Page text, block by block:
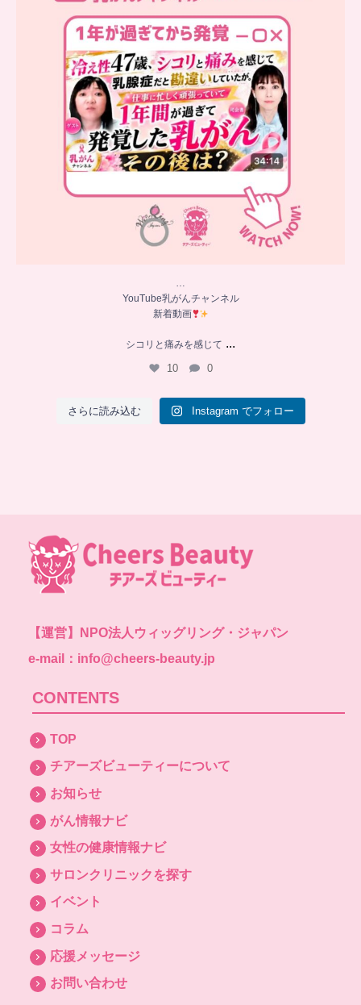
10
…
YouTube乳がんチャンネル
新着動画
シコリと痛みを感じて ...
10 0
さらに読み込む Instagram でフォロー
【運営】
NPO法人ウィッグリング・ジャパン
e-mail：info@cheers-beauty.jp
CONTENTS
TOP
チアーズビューティーについて
お知らせ
がん情報ナビ
女性の健康情報ナビ
サロンクリニックを探す
イベント
コラム
応援メッセージ
お問い合わせ